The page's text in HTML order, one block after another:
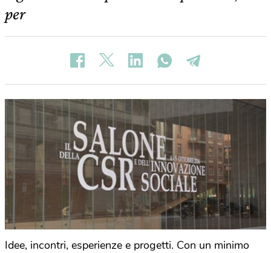
per
Idee, incontri, esperienze e progetti. Con un minimo